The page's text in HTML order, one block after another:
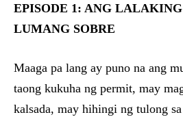
EPISODE 1: ANG
LUMANG SOBRE
Maaga pa lang ay puno na ang
taong kukuha ng permit, may
kalsada, may hihingi ng tulong